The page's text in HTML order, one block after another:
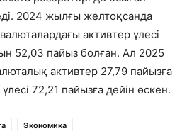
2024 жылғы желтоқсанда
активтер үлесі
52,03 пайыз болған. Ал 2025
активтер 27,79 пайызға
72,21 пайызға дейін өскен.
Экономика